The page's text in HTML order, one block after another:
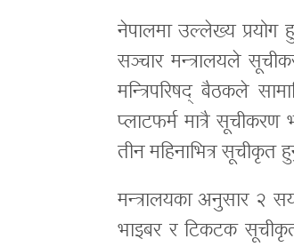
नेपालमा उल्लेख्य प्रयोग
सञ्चार मन्त्रालयले
मन्त्रिपरिषद् बैठकले
प्लाटफर्म मात्रै सूचीकरण
तीन महिनाभित्र सूचीकृत
मन्त्रालयका अनुसार २
भाइबर र टिकटक